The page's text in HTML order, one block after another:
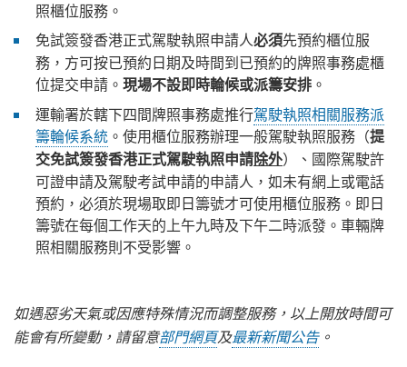
照櫃位服務。
免試簽發香港正式駕駛執照申請人必須先預約櫃位服
務，方可按已預約日期及時間到已預約的牌照事務處櫃
位提交申請。 現場不設即時輪候或派籌安排 。
運輸署於轄下四間牌照事務處推行駕駛執照相關服務派
籌輪候系統 。使用櫃位服務辦理一般駕駛執照服務（提
交免試簽發香港正式駕駛執照申請除外）、國際駕駛許
可證申請及駕駛考試申請的申請人，如未有網上或電話
預約，必須於現場取即日籌號才可使用櫃位服務。即日
籌號在每個工作天的上午九時及下午二時派發。車輛牌
照相關服務則不受影響。
如遇惡劣天氣或因應特殊情況而調整服務，以上開放時間可
能會有所變動，請留意部門網頁及最新新聞公告。